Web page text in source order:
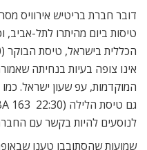
דובר חברת בריטיש אירוויס
טיסות ביום מהיתרו לתל-
אינו צופה בעיות בנחיתה
המוקדמות, עפ שעון ישראל. כמו
לנוסעים להיות בקשר עם
שמועות שהסתובבו טענו